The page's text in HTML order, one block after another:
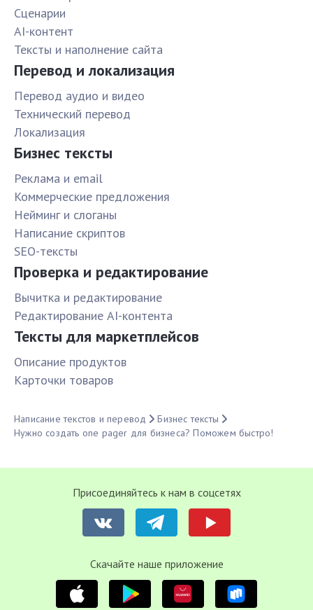
Сценарии
AI-контент
Тексты и наполнение сайта
Перевод и локализация
Перевод аудио и видео
Технический перевод
Локализация
Бизнес тексты
Реклама и email
Коммерческие предложения
Нейминг и слоганы
Написание скриптов
SEO-тексты
Проверка и редактирование
Вычитка и редактирование
Редактирование AI-контента
Тексты для маркетплейсов
Описание продуктов
Карточки товаров
Написание текстов и перевод
Бизнес тексты
Нужно создать one pager для бизнеса? Поможем быстро!
Присоединяйтесь к нам в соцсетях
Cкачайте наше приложение